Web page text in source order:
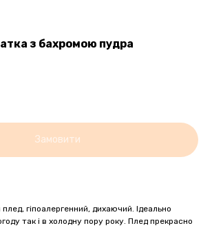
з бахромою пудра
Замовити
гіпоалергенний, дихаючий. Ідеально
так і в холодну пору року. Плед прекрасно